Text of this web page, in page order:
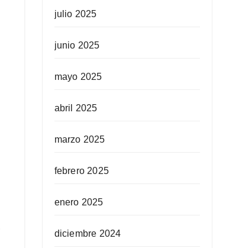
julio 2025
junio 2025
mayo 2025
abril 2025
marzo 2025
febrero 2025
enero 2025
diciembre 2024